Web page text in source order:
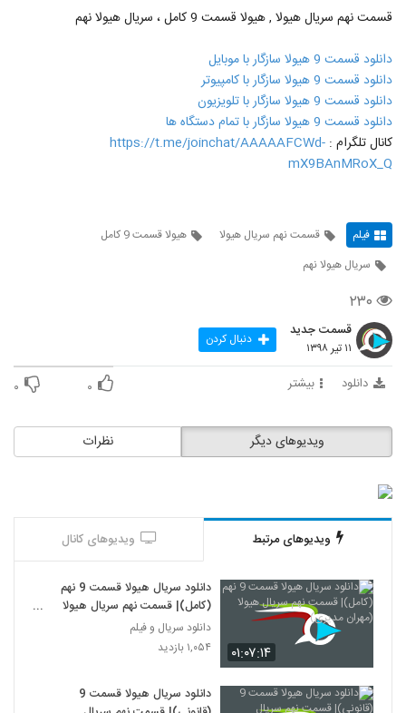
قسمت نهم سریال هیولا , هیولا قسمت 9 کامل ، سریال هیولا نهم
دانلود قسمت 9 هیولا سازگار با موبایل
دانلود قسمت 9 هیولا سازگار با کامپیوتر
دانلود قسمت 9 هیولا سازگار با تلویزیون
دانلود قسمت 9 هیولا سازگار با تمام دستگاه ها
کانال تلگرام : https://t.me/joinchat/AAAAAFCWd-
mX9BAnMRoX_Q
فیلم قسمت نهم سریال هیولا
هیولا قسمت 9 کامل
سریال هیولا نهم
۲۳۰
قسمت جدید
۱۱ تیر ۱۳۹۸ دنبال کردن
دانلود بیشتر ۰ ۰
نظرات ویدیوهای دیگر
ویدیوهای مرتبط ویدیوهای کانال
۰۱:۰۷:۱۴
دانلود سریال هیولا قسمت 9 نهم
(کامل)| قسمت نهم سریال هیولا
(مهران مدیری)
دانلود سریال و فیلم
۱,۰۵۴ بازدید
دانلود سریال هیولا قسمت 9